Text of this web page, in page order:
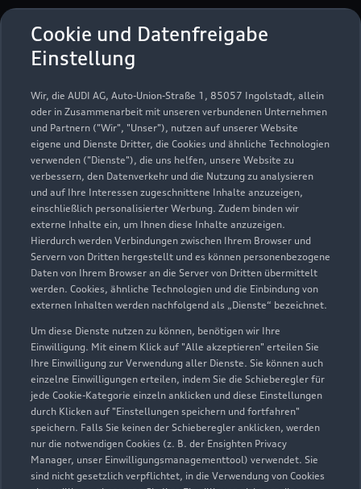
Cookie und Datenfreigabe
Einstellung
Wir, die AUDI AG, Auto-Union-Straße 1, 85057 Ingolstadt, allein
oder in Zusammenarbeit mit unseren verbundenen Unternehmen
und Partnern ("Wir", "Unser"), nutzen auf unserer Website
eigene und Dienste Dritter, die Cookies und ähnliche Technologien
verwenden ("Dienste"), die uns helfen, unsere Website zu
verbessern, den Datenverkehr und die Nutzung zu analysieren
und auf Ihre Interessen zugeschnittene Inhalte anzuzeigen,
einschließlich personalisierter Werbung. Zudem binden wir
externe Inhalte ein, um Ihnen diese Inhalte anzuzeigen.
Hierdurch werden Verbindungen zwischen Ihrem Browser und
Servern von Dritten hergestellt und es können personenbezogene
Daten von Ihrem Browser an die Server von Dritten übermittelt
werden. Cookies, ähnliche Technologien und die Einbindung von
externen Inhalten werden nachfolgend als „Dienste“ bezeichnet.
Um diese Dienste nutzen zu können, benötigen wir Ihre
Einwilligung. Mit einem Klick auf "Alle akzeptieren" erteilen Sie
Ihre Einwilligung zur Verwendung aller Dienste. Sie können auch
einzelne Einwilligungen erteilen, indem Sie die Schieberegler für
jede Cookie-Kategorie einzeln anklicken und diese Einstellungen
durch Klicken auf "Einstellungen speichern und fortfahren"
speichern. Falls Sie keinen der Schieberegler anklicken, werden
nur die notwendigen Cookies (z. B. der Ensighten Privacy
Manager, unser Einwilligungsmanagementtool) verwendet. Sie
sind nicht gesetzlich verpflichtet, in die Verwendung von Cookies
Geschlossen
öffnet amMontag 09:00
Geschlossen,öffnet amMontag 07:00
Bitte beachten Sie, dass außerhalb der gesetzlichen
Öffnungszeiten keine Beratung, kein Verkauf und keine
Probefahrt erfolgen kann.
Zur Inspektion